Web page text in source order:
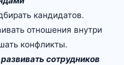
кандидатов.
отношения внутри
конфликты.
сотрудников